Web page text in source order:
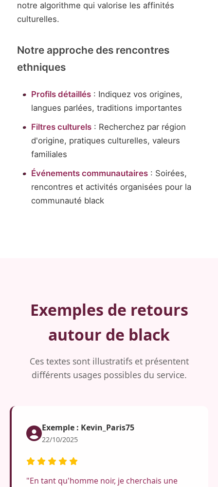
notre algorithme qui valorise les affinités
culturelles.
Notre approche des rencontres
ethniques
Profils détaillés: Indiquez vos origines,
langues parlées, traditions importantes
Filtres culturels: Recherchez par région
d'origine, pratiques culturelles, valeurs
familiales
Événements communautaires: Soirées,
rencontres et activités organisées pour la
communauté black
Exemples de retours
autour de black
Ces textes sont illustratifs et présentent
différents usages possibles du service.
Exemple : Kevin_Paris75
22/10/2025
"En tant qu'homme noir, je cherchais une